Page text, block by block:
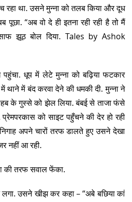
रहा था. उसने मुन्ना को तलब किया और दूध
“अब वो दे ही इतना रही रही है तो मैं
झूठ बोल दिया. Tales by Ashok
धूप में लेटे मुन्ना को बढ़िया फटकार
थाने में बंद करवा देने की धमकी दी. मुन्ना ने
के गुस्से को झेल लिया. बंबई से ताजा फंसे
को साइट पहुँचने की देर हो रही
अपने चारों तरफ डालते हुए उसने देखा
नहीं आ रही.
की तरफ सवाल फेंका.
लगा. उसने खीझ कर कहा – “अबे बछिया कां